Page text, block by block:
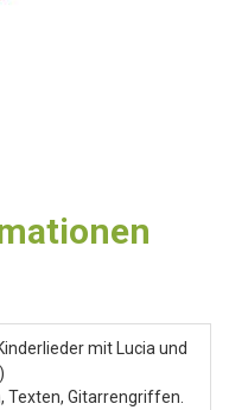
mit Lucia und
Texten, Gitarrengriffen.